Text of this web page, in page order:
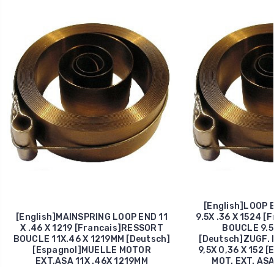
[English]MAINSPRING LOOP END 11
X .46 X 1219 [Francais]RESSORT
BOUCLE 11X.46 X 1219MM [Deutsch]
[Espagnol]MUELLE MOTOR
EXT.ASA 11X .46X 1219MM
[English]LOOP
9.5X .36 X 1524
BOUCLE
[Deutsch]ZUGF.
9,5X 0,36 X 152
MOT. EXT.